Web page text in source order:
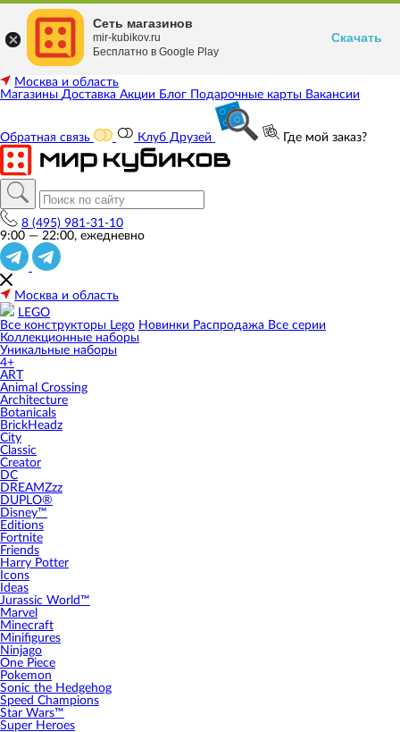
Москва и область
Магазины Доставка Акции Блог Подарочные карты Вакансии
Обратная связь Клуб Друзей Где мой заказ?
8 (495) 981-31-10
9:00 — 22:00, ежедневно
Москва и область
LEGO
Все конструкторы Lego Новинки Распродажа Все серии
Коллекционные наборы
Уникальные наборы
4+
ART
Animal Crossing
Architecture
Botanicals
BrickHeadz
City
Classic
Creator
DC
DREAMZzz
DUPLO®
Disney™
Editions
Fortnite
Friends
Harry Potter
Icons
Ideas
Jurassic World™
Marvel
Minecraft
Minifigures
Ninjago
One Piece
Pokemon
Sonic the Hedgehog
Speed Champions
Star Wars™
Super Heroes
Сеть магазинов
mir-kubikov.ru
Бесплатно в Google Play
Скачать